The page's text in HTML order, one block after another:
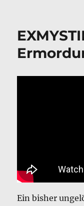
Ein bisher